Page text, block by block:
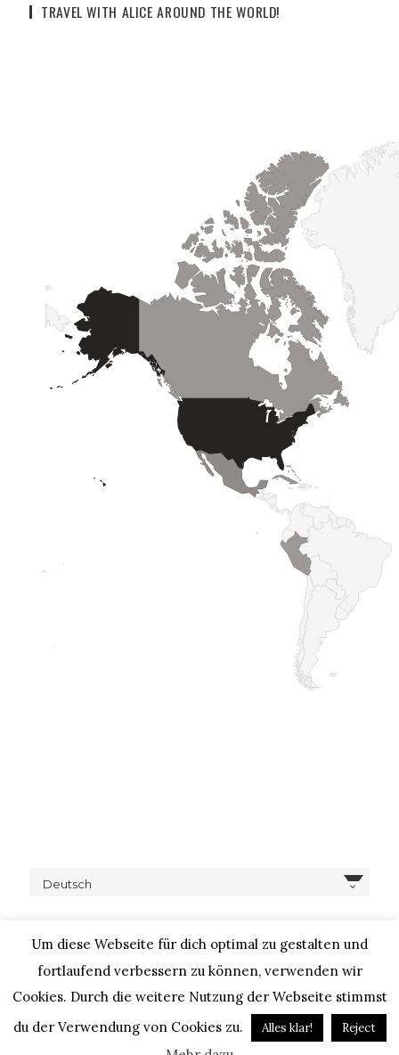
TRAVEL WITH ALICE AROUND THE WORLD!
Deutsch
COPYRIGHT © 2020 – IHEARTALICE.COM / TRAVEL,
LIFESTYLE, FOOD & FASHIONBLOG BY ALICE M. HUYNH / ALL
RIGHTS RESERVED / DESIGN BY BLOGGER-BERATUNG
Um diese Webseite für dich optimal zu gestalten und
fortlaufend verbessern zu können, verwenden wir
Cookies. Durch die weitere Nutzung der Webseite stimmst
du der Verwendung von Cookies zu.
Alles klar! Reject